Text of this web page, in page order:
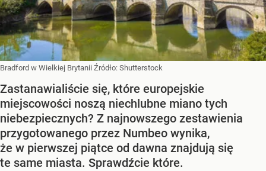
Bradford w Wielkiej Brytanii Źródło: Shutterstock
Zastanawialiście się, które europejskie
miejscowości noszą niechlubne miano tych
niebezpiecznych? Z najnowszego zestawienia
przygotowanego przez Numbeo wynika,
że w pierwszej piątce od dawna znajdują się
te same miasta. Sprawdźcie które.